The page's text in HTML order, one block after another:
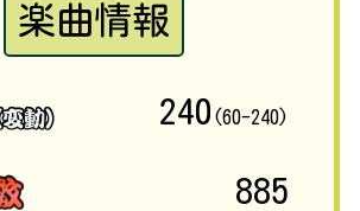
楽曲情報
240 (60-240)
885